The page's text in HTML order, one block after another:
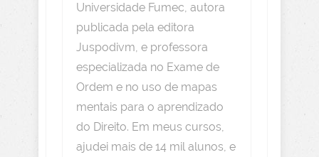
Universidade Fumec, autora
publicada pela editora
Juspodivm, e professora
especializada no Exame de
Ordem e no uso de mapas
mentais para o aprendizado
do Direito. Em meus cursos,
ajudei mais de 14 mil alunos, e